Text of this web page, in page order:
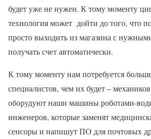
будет уже не нужен. К тому моменту
технология может дойти до того, что
просто выходить из магазина с
получать счет автоматически.
К тому моменту нам потребуется
специалистов, чем их будет –
оборудуют наши машины роботами-
инженеров, которые заменят
сенсоры и напишут ПО для почтовых